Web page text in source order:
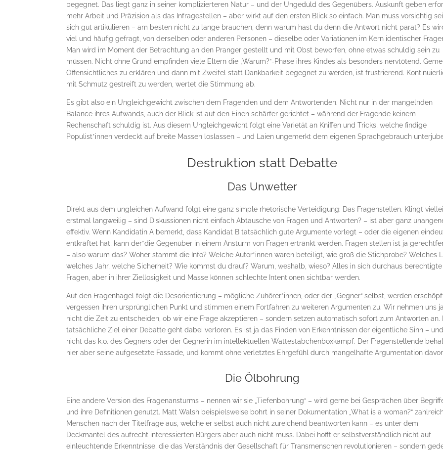
begegnet. Das liegt ganz in seiner komplizierteren Natur – und der Ungeduld des Gegenübers. Auskunft geben
mehr Arbeit und Präzision als das Infragestellen – aber wirkt auf den ersten Blick so einfach. Man muss vorsichtig
sich gut artikulieren – am besten nicht zu lange brauchen, denn warum hast du denn die Antwort nicht parat? Es
viel und häufig gefragt, von derselben oder anderen Personen – dieselbe oder Variationen im Kern identischer
Man wird im Moment der Betrachtung an den Pranger gestellt und mit Obst beworfen, ohne etwas schuldig sein zu
müssen. Nicht ohne Grund empfinden viele Eltern die „Warum?“-Phase ihres Kindes als besonders nervtötend.
Offensichtliches zu erklären und dann mit Zweifel statt Dankbarkeit begegnet zu werden, ist frustrierend.
mit Schmutz gestreift zu werden, wertet die Stimmung ab.
Es gibt also ein Ungleichgewicht zwischen dem Fragenden und dem Antwortenden. Nicht nur in der mangelnden
Balance ihres Aufwands, auch der Blick ist auf den Einen schärfer gerichtet – während der Fragende keinem
Rechenschaft schuldig ist. Aus diesem Ungleichgewicht folgt eine Varietät an Kniffen und Tricks, welche findige
Populist*innen verdeckt auf breite Massen loslassen – und Laien ungemerkt dem eigenen Sprachgebrauch
Destruktion statt Debatte
Das Unwetter
Direkt aus dem ungleichen Aufwand folgt eine ganz simple rhetorische Verteidigung: Das Fragenstellen. Klingt
erstmal langweilig – sind Diskussionen nicht einfach Abtausche von Fragen und Antworten? – ist aber ganz
effektiv. Wenn Kandidatin A bemerkt, dass Kandidat B tatsächlich gute Argumente vorlegt – oder die eigenen
entkräftet hat, kann der*die Gegenüber in einem Ansturm von Fragen ertränkt werden. Fragen stellen ist ja
– also warum das? Woher stammt die Info? Welche Autor*innen waren beteiligt, wie groß die Stichprobe? Welches
welches Jahr, welche Sicherheit? Wie kommst du drauf? Warum, weshalb, wieso? Alles in sich durchaus berechtigte
Fragen, aber in ihrer Ziellosigkeit und Masse können schlechte Intentionen sichtbar werden.
Auf den Fragenhagel folgt die Desorientierung – mögliche Zuhörer*innen, oder der „Gegner“ selbst, werden
vergessen ihren ursprünglichen Punkt und stimmen einem Fortfahren zu weiteren Argumenten zu. Wir nehmen uns ja
nicht die Zeit zu entscheiden, ob wir eine Frage akzeptieren – sondern setzen automatisch sofort zum Antworten an.
tatsächliche Ziel einer Debatte geht dabei verloren. Es ist ja das Finden von Erkenntnissen der eigentliche Sinn – und
nicht das k.o. des Gegners oder der Gegnerin im intellektuellen Wattestäbchenboxkampf. Der Fragenstellende
hier aber seine aufgesetzte Fassade, und kommt ohne verletztes Ehrgefühl durch mangelhafte Argumentation
Die Ölbohrung
Eine andere Version des Fragenansturms – nennen wir sie „Tiefenbohrung“ – wird gerne bei Gesprächen über
und ihre Definitionen genutzt. Matt Walsh beispielsweise bohrt in seiner Dokumentation „What is a woman?“
Menschen nach der Titelfrage aus, welche er selbst auch nicht zureichend beantworten kann – es unter dem
Deckmantel des aufrecht interessierten Bürgers aber auch nicht muss. Dabei hofft er selbstverständlich nicht auf
einleuchtende Erkenntnisse, die das Verständnis der Gesellschaft für Transmenschen revolutionieren – sondern